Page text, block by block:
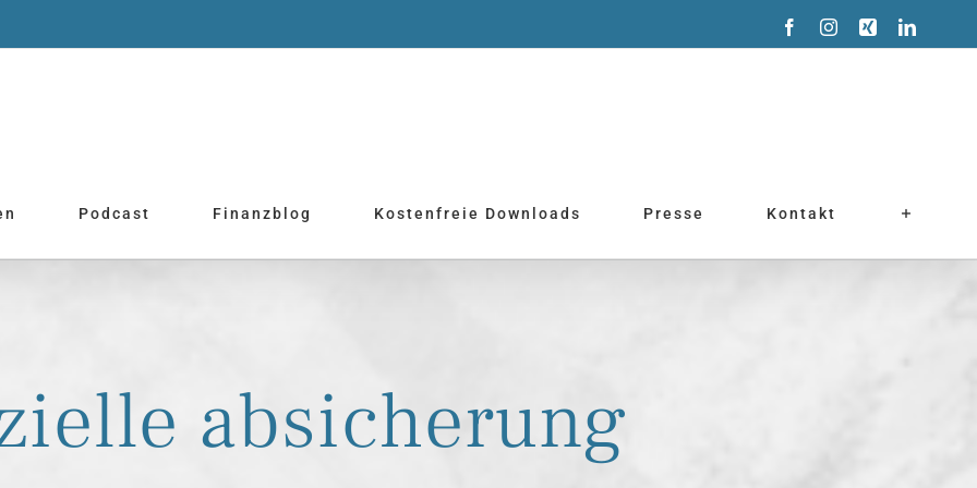
FacebookInstagram
Xing
Podcast Finanzblog Kostenfreie Downloads Presse Kontakt
absicherung